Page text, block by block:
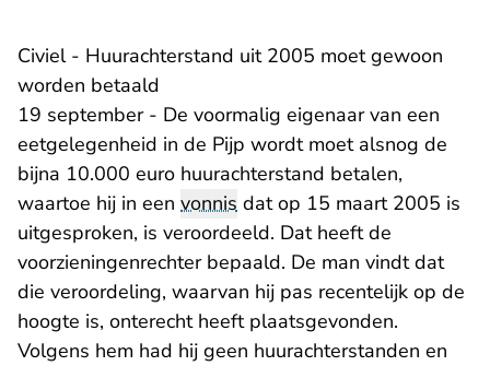
Civiel - Huurachterstand uit 2005 moet gewoon
worden betaald
19 september - De voormalig eigenaar van een
eetgelegenheid in de Pijp wordt moet alsnog de
bijna 10.000 euro huurachterstand betalen,
waartoe hij in een vonnis dat op 15 maart 2005 is
uitgesproken, is veroordeeld. Dat heeft de
voorzieningenrechter bepaald. De man vindt dat
die veroordeling, waarvan hij pas recentelijk op de
hoogte is, onterecht heeft plaatsgevonden.
Volgens hem had hij geen huurachterstanden en